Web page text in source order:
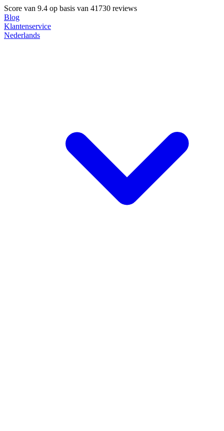
Score van 9.4 op basis van 41730 reviews
Blog
Klantenservice
Nederlands